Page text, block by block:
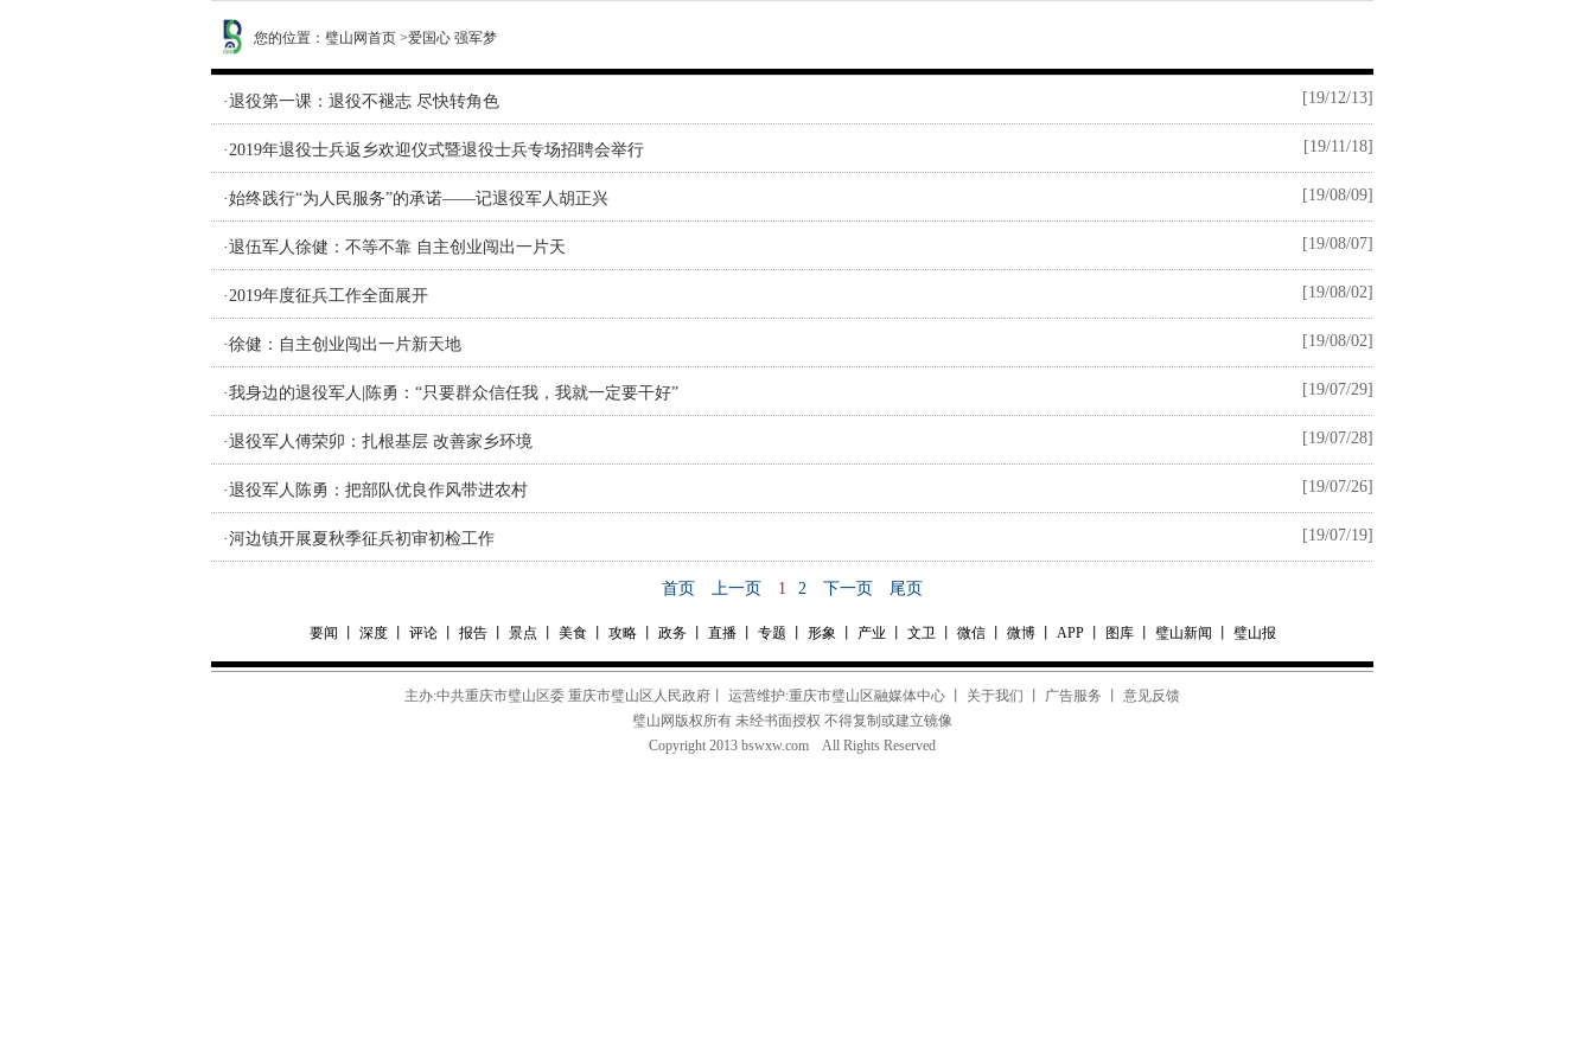
您的位置： 璧山网首页 >爱国心 强军梦
·退役第一课：退役不褪志 尽快转角色 [19/12/13]
·2019年退役士兵返乡欢迎仪式暨退役士兵专场招聘会举行 [19/11/18]
·始终践行“为人民服务”的承诺——记退役军人胡正兴 [19/08/09]
·退伍军人徐健：不等不靠 自主创业闯出一片天 [19/08/07]
·2019年度征兵工作全面展开 [19/08/02]
·徐健：自主创业闯出一片新天地 [19/08/02]
·我身边的退役军人|陈勇：“只要群众信任我，我就一定要干好” [19/07/29]
·退役军人傅荣卯：扎根基层 改善家乡环境 [19/07/28]
·退役军人陈勇：把部队优良作风带进农村 [19/07/26]
·河边镇开展夏秋季征兵初审初检工作 [19/07/19]
首页 上一页 1 2 下一页 尾页
要闻 深度 评论 报告 景点 美食 攻略 政务 直播 专题 形象 产业 文卫 微信 微博 APP 图库 璧山新闻 璧山报
主办:中共重庆市璧山区委 重庆市璧山区人民政府丨 运营维护:重庆市璧山区融媒体中心 丨 关于我们 丨 广告服务 丨 意见反馈
璧山网版权所有 未经书面授权 不得复制或建立镜像
Copyright 2013 bswxw.com All Rights Reserved